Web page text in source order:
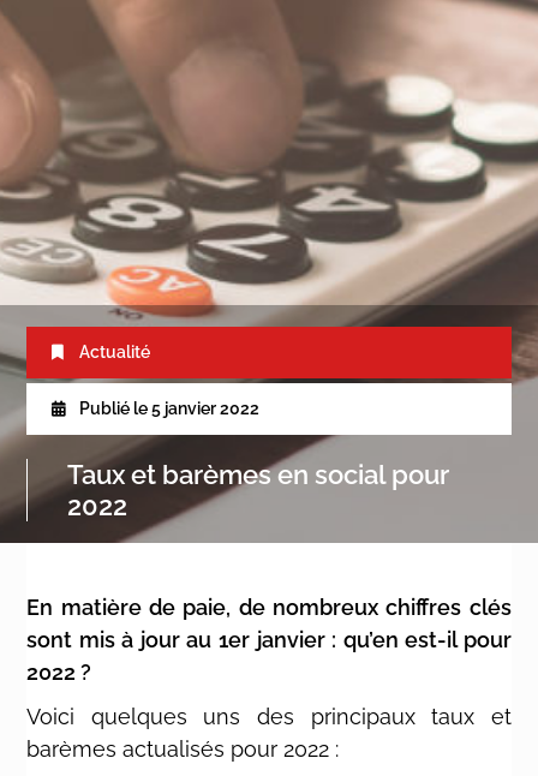
Actualité
Publié le 5 janvier 2022
Taux et barèmes en social pour
2022
En matière de paie, de nombreux chiffres clés
sont mis à jour au 1er janvier : qu’en est-il pour
2022 ?
Voici quelques uns des principaux taux et
barèmes actualisés pour 2022 :